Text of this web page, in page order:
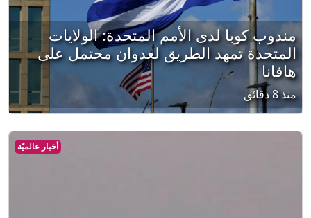
مندوب كوبا لدى الأمم المتحدة: الولايات
المتحدة تمهد الطريق لعدوان محتمل على
هافانا
منذ 8 دقائق
أخبار عالميّة